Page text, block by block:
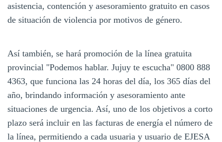
asistencia, contención y asesoramiento gratuito en casos
de situación de violencia por motivos de género.
Así también, se hará promoción de la línea gratuita
provincial "Podemos hablar. Jujuy te escucha" 0800 888
4363, que funciona las 24 horas del día, los 365 días del
año, brindando información y asesoramiento ante
situaciones de urgencia. Así, uno de los objetivos a corto
plazo será incluir en las facturas de energía el número de
la línea, permitiendo a cada usuaria y usuario de EJESA